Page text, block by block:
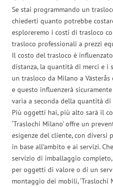
Se stai programmando un
chiederti quanto potrebbe
esploreremo i costi di trasloco
trasloco professionali a prezzi
Il costo del trasloco è
distanza, la quantità di merci e i
un trasloco da Milano a
e questo influenzerà
varia a seconda della quantità
Più oggetti hai, più alto sarà il
‘Traslochi Milano’ offre un
esigenze del cliente, con
in base all’ambito e ai servizi.
servizio di imballaggio
per oggetti di valore o di un
montaggio dei mobili, ‘Traslochi